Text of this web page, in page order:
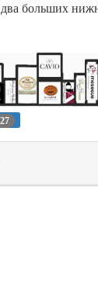
больших